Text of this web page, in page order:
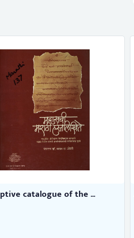
catalogue of Tam ...